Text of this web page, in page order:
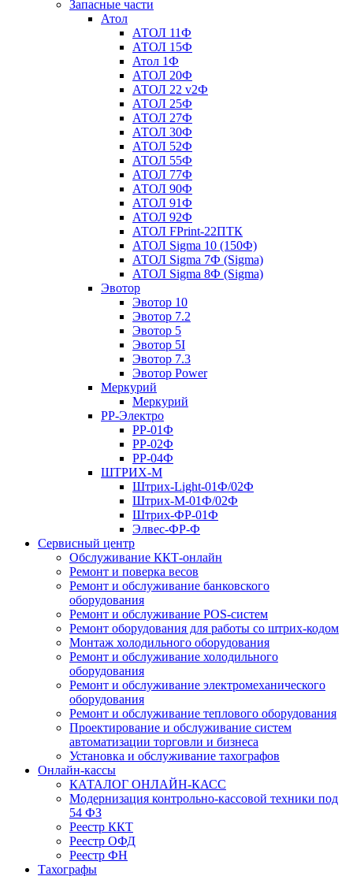
Запасные части
Атол
АТОЛ 11Ф
АТОЛ 15Ф
Атол 1Ф
АТОЛ 20Ф
АТОЛ 22 v2Ф
АТОЛ 25Ф
АТОЛ 27Ф
АТОЛ 30Ф
АТОЛ 52Ф
АТОЛ 55Ф
АТОЛ 77Ф
АТОЛ 90Ф
АТОЛ 91Ф
АТОЛ 92Ф
АТОЛ FPrint-22ПТК
АТОЛ Sigma 10 (150Ф)
АТОЛ Sigma 7Ф (Sigma)
АТОЛ Sigma 8Ф (Sigma)
Эвотор
Эвотор 10
Эвотор 7.2
Эвотор 5
Эвотор 5I
Эвотор 7.3
Эвотор Power
Меркурий
Меркурий
РР-Электро
РР-01Ф
РР-02Ф
РР-04Ф
ШТРИХ-М
Штрих-Light-01Ф/02Ф
Штрих-М-01Ф/02Ф
Штрих-ФР-01Ф
Элвес-ФР-Ф
Сервисный центр
Обслуживание ККТ-онлайн
Ремонт и поверка весов
Ремонт и обслуживание банковского
оборудования
Ремонт и обслуживание POS-систем
Ремонт оборудования для работы со штрих-кодом
Монтаж холодильного оборудования
Ремонт и обслуживание холодильного
оборудования
Ремонт и обслуживание электромеханического
оборудования
Ремонт и обслуживание теплового оборудования
Проектирование и обслуживание систем
автоматизации торговли и бизнеса
Установка и обслуживание тахографов
Онлайн-кассы
КАТАЛОГ ОНЛАЙН-КАСС
Модернизация контрольно-кассовой техники под
54 ФЗ
Реестр ККТ
Реестр ОФД
Реестр ФН
Тахографы